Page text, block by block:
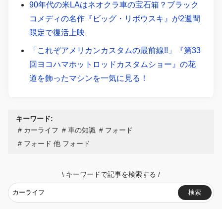
90年代の米LAはネオクラ車の宝石箱？ブラック
コメディの名作『ビッグ・リボウスキ』が2週間
限定で復活上映
「これぞアメリカンカスタムの最前線!!」『第33
回ヨコハマホットロッドカスタムショー』の花
道を飾ったマシンを一気に見る！
キーワード:
カーライフ
車の知識
フォード
フォード 他 フォード
\ キーワードで記事を検索する /
検索